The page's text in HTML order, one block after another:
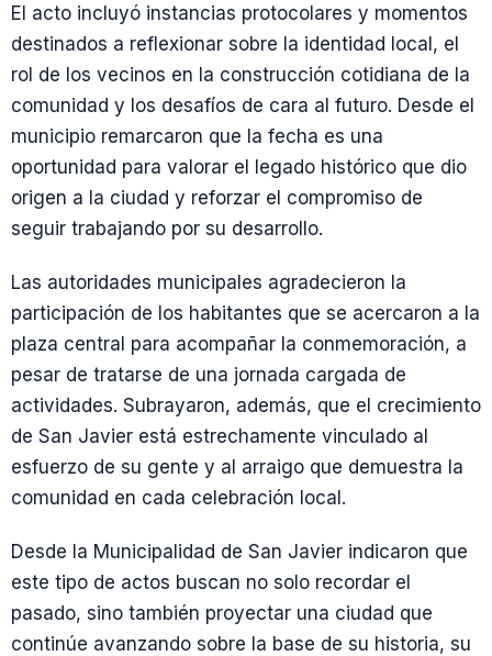
El acto incluyó instancias protocolares y momentos
destinados a reflexionar sobre la identidad local, el
rol de los vecinos en la construcción cotidiana de la
comunidad y los desafíos de cara al futuro. Desde el
municipio remarcaron que la fecha es una
oportunidad para valorar el legado histórico que dio
origen a la ciudad y reforzar el compromiso de
seguir trabajando por su desarrollo.
Las autoridades municipales agradecieron la
participación de los habitantes que se acercaron a la
plaza central para acompañar la conmemoración, a
pesar de tratarse de una jornada cargada de
actividades. Subrayaron, además, que el crecimiento
de San Javier está estrechamente vinculado al
esfuerzo de su gente y al arraigo que demuestra la
comunidad en cada celebración local.
Desde la Municipalidad de San Javier indicaron que
este tipo de actos buscan no solo recordar el
pasado, sino también proyectar una ciudad que
continúe avanzando sobre la base de su historia, su